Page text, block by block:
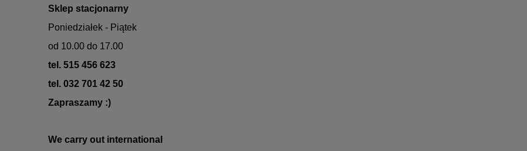
Sklep stacjonarny
Poniedziałek - Piątek
od 10.00 do 17.00
tel. 515 456 623
tel. 032 701 42 50
Zapraszamy :)
We carry out international